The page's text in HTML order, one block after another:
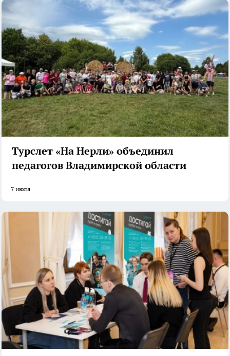
Турслет «На Нерли» объединил
педагогов Владимирской области
7 июля